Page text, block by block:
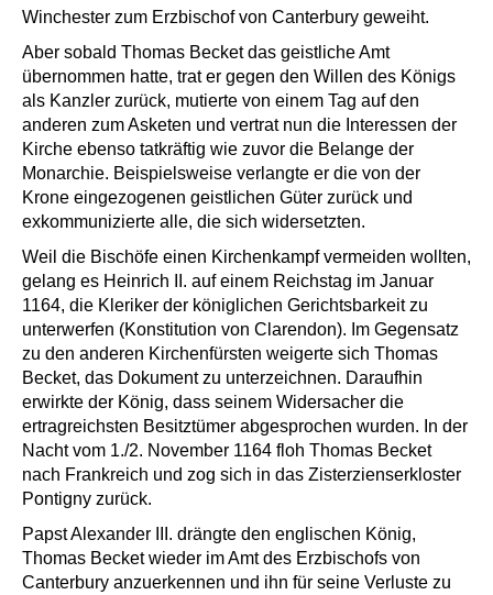
Winchester zum Erzbischof von Canterbury geweiht.
Aber sobald Thomas Becket das geistliche Amt
übernommen hatte, trat er gegen den Willen des Königs
als Kanzler zurück, mutierte von einem Tag auf den
anderen zum Asketen und vertrat nun die Interessen der
Kirche ebenso tatkräftig wie zuvor die Belange der
Monarchie. Beispielsweise verlangte er die von der
Krone eingezogenen geistlichen Güter zurück und
exkommunizierte alle, die sich widersetzten.
Weil die Bischöfe einen Kirchenkampf vermeiden wollten,
gelang es Heinrich II. auf einem Reichstag im Januar
1164, die Kleriker der königlichen Gerichtsbarkeit zu
unterwerfen (Konstitution von Clarendon). Im Gegensatz
zu den anderen Kirchenfürsten weigerte sich Thomas
Becket, das Dokument zu unterzeichnen. Daraufhin
erwirkte der König, dass seinem Widersacher die
ertragreichsten Besitztümer abgesprochen wurden. In der
Nacht vom 1./2. November 1164 floh Thomas Becket
nach Frankreich und zog sich in das Zisterzienserkloster
Pontigny zurück.
Papst Alexander III. drängte den englischen König,
Thomas Becket wieder im Amt des Erzbischofs von
Canterbury anzuerkennen und ihn für seine Verluste zu